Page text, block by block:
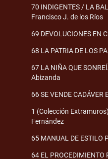
70 INDIGENTES / LA
Francisco J. de los Ríos
69 DEVOLUCIONES EN
68 LA PATRIA DE LOS
67 LA NIÑA QUE
Abizanda
66 SE VENDE CADÁVER
1 (Colección
Fernández
65 MANUAL DE ESTILO
64 EL